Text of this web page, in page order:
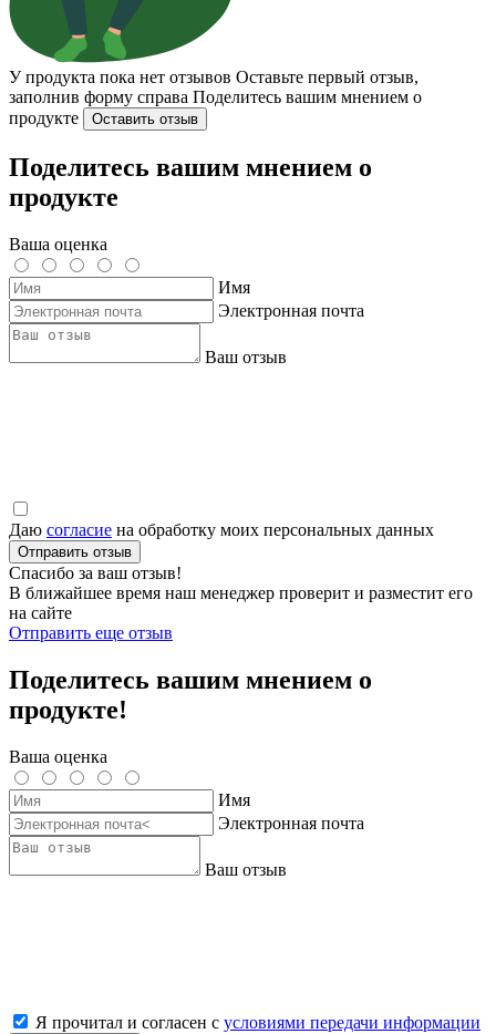
У продукта пока нет отзывов Оставьте первый отзыв,
заполнив форму справа Поделитесь вашим мнением о
продукте
Оставить отзыв
Поделитесь вашим мнением о
продукте
Ваша оценка
Имя
Электронная почта
Ваш отзыв
Даю согласие на обработку моих персональных данных
Отправить отзыв
Спасибо за ваш отзыв!
В ближайшее время наш менеджер проверит и разместит его
на сайте
Отправить еще отзыв
Поделитесь вашим мнением о
продукте!
Ваша оценка
Имя
Электронная почта
Ваш отзыв
Я прочитал и согласен с условиями передачи информации